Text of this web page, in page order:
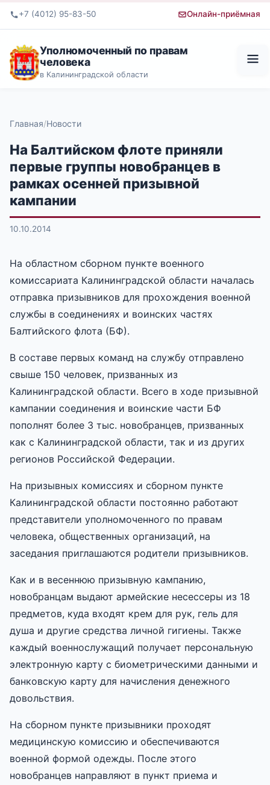
+7 (4012) 95-83-50 Онлайн-приёмная
Уполномоченный по правам
человека
в Калининградской области
Главная Новости
На Балтийском флоте приняли
первые группы новобранцев в
рамках осенней призывной
кампании
10.10.2014
На областном сборном пункте военного
комиссариата Калининградской области началась
отправка призывников для прохождения военной
службы в соединениях и воинских частях
Балтийского флота (БФ).
В составе первых команд на службу отправлено
свыше 150 человек, призванных из
Калининградской области. Всего в ходе призывной
кампании соединения и воинские части БФ
пополнят более 3 тыс. новобранцев, призванных
как с Калининградской области, так и из других
регионов Российской Федерации.
На призывных комиссиях и сборном пункте
Калининградской области постоянно работают
представители уполномоченного по правам
человека, общественных организаций, на
заседания приглашаются родители призывников.
Как и в весеннюю призывную кампанию,
новобранцам выдают армейские несессеры из 18
предметов, куда входят крем для рук, гель для
душа и другие средства личной гигиены. Также
каждый военнослужащий получает персональную
электронную карту с биометрическими данными и
банковскую карту для начисления денежного
довольствия.
На сборном пункте призывники проходят
медицинскую комиссию и обеспечиваются
военной формой одежды. После этого
новобранцев направляют в пункт приема и